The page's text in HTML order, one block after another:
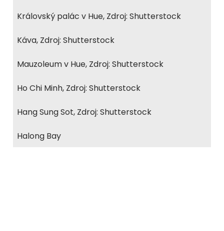
Královský palác v Hue, Zdroj: Shutterstock
Káva, Zdroj: Shutterstock
Mauzoleum v Hue, Zdroj: Shutterstock
Ho Chi Minh, Zdroj: Shutterstock
Hang Sung Sot, Zdroj: Shutterstock
Halong Bay